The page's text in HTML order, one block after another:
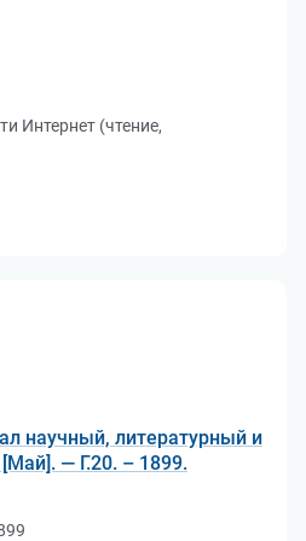
Интернет (чтение,
научный, литературный и
— Г.20. – 1899.